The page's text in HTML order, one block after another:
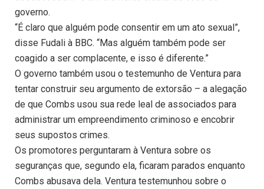
governo.
“É claro que alguém pode consentir em um ato sexual”,
disse Fudali à BBC. “Mas alguém também pode ser
coagido a ser complacente, e isso é diferente.”
O governo também usou o testemunho de Ventura para
tentar construir seu argumento de extorsão – a alegação
de que Combs usou sua rede leal de associados para
administrar um empreendimento criminoso e encobrir
seus supostos crimes.
Os promotores perguntaram à Ventura sobre os
seguranças que, segundo ela, ficaram parados enquanto
Combs abusava dela. Ventura testemunhou sobre o